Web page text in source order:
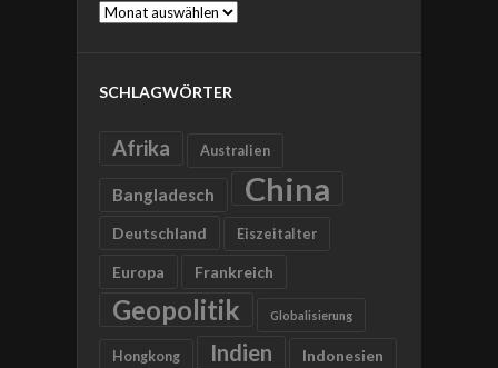
Archive
SCHLAGWÖRTER
Afrika Australien
Bangladesch China
Deutschland Eiszeitalter
Europa Frankreich
Geopolitik Globalisierung
Hongkong Indien Indonesien